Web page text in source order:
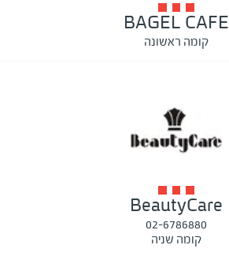
BAGEL CAFE
קומה ראשונה
BeautyCare
02-6786880
קומה שניה